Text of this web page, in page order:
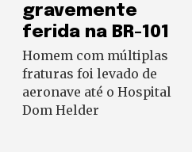
gravemente
ferida na BR-101
Homem com múltiplas
fraturas foi levado de
aeronave até o Hospital
Dom Helder